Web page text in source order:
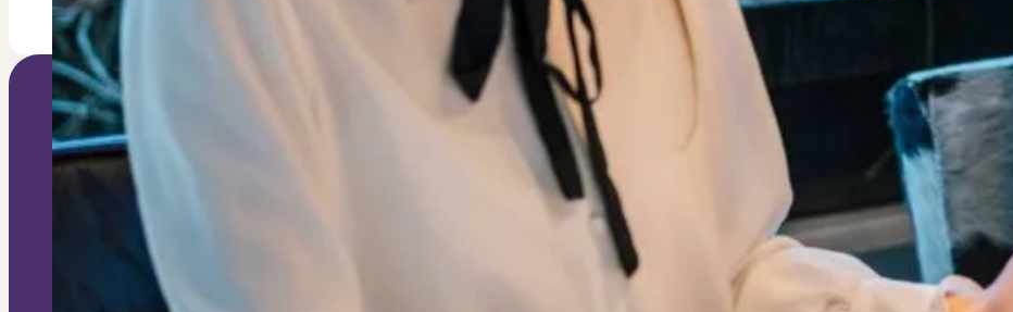
Geef jouw huis meerwaarde, ontvang tips
Our exclusive content will keep you informed and help you make smart decisions when it comes to your